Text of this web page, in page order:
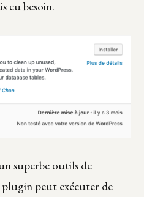
eu besoin.
superbe outils de
plugin peut exécuter de